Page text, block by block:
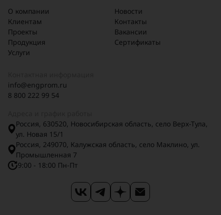
О компании
Клиентам
Проекты
Продукция
Услуги
Новости
Контакты
Вакансии
Сертификаты
info@engprom.ru
8 800 222 99 54
Россия, 630520, Новосибирская область, село Верх-Тула,
ул. Новая 15/1
Россия, 249070, Калужская область, село Маклино, ул.
Промышленная 7
9:00 - 18:00 Пн-Пт